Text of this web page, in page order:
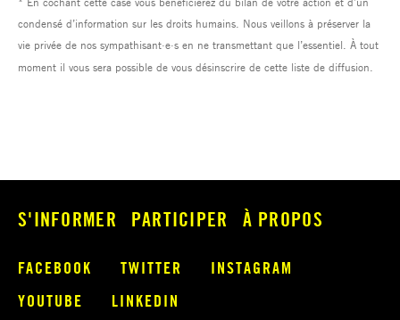
S'INFORMER PARTICIPER À PROPOS
FACEBOOK TWITTER
INSTAGRAM
YOUTUBE
LINKEDIN